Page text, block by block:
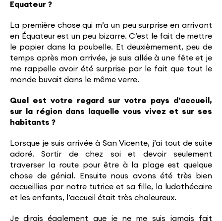
Equateur ?
La première chose qui m’a un peu surprise en arrivant
en Équateur est un peu bizarre. C’est le fait de mettre
le papier dans la poubelle. Et deuxièmement, peu de
temps après mon arrivée, je suis allée à une fête et je
me rappelle avoir été surprise par le fait que tout le
monde buvait dans le même verre.
Quel est votre regard sur votre pays d’accueil,
sur la région dans laquelle vous vivez et sur ses
habitants ?
Lorsque je suis arrivée à San Vicente, j’ai tout de suite
adoré. Sortir de chez soi et devoir seulement
traverser la route pour être à la plage est quelque
chose de génial. Ensuite nous avons été très bien
accueillies par notre tutrice et sa fille, la ludothécaire
et les enfants, l’accueil était très chaleureux.
Je dirais également que je ne me suis jamais fait